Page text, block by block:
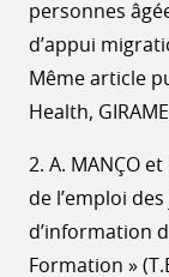
personnes
d’appui
Même article
Health,
2. A. MANÇO
de l’emploi
d’information
Formation »